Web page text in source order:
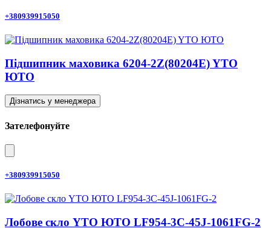
+380939915050
Підшипник маховика 6204-2Z(80204E) YTO
ЮТО
Дізнатись у менеджера
Зателефонуйте
+380939915050
Лобове скло YTO ЮТО LF954-3C-45J-1061FG-2